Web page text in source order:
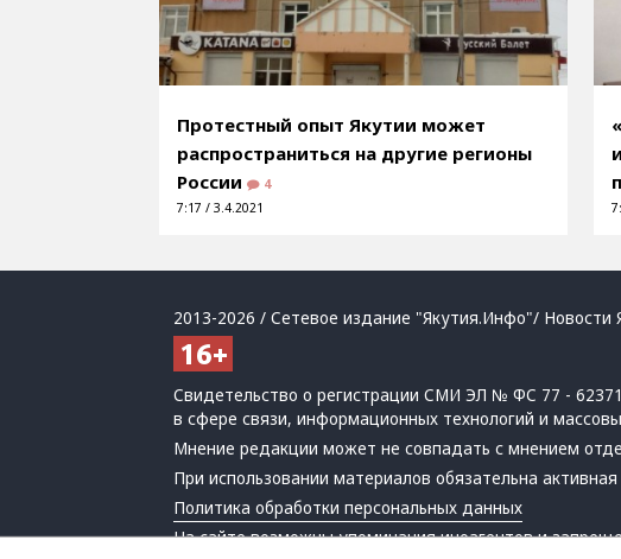
Протестный опыт Якутии может
распространиться на другие регионы
России
4
7:17 / 3.4.2021
2013-2026 / Сетевое издание "Якутия.Инфо"/ Новости
Свидетельство о регистрации СМИ ЭЛ № ФС 77 -
в сфере связи, информационных технологий и
Мнение редакции может не совпадать с мнением
При использовании материалов обязательна активная
Политика обработки персональных данных
На сайте возможны упоминанияиноагентови